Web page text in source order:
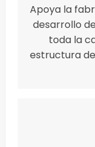
Apoya la
desarrollo
toda la
estructura